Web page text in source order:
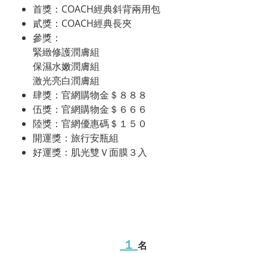
首獎：COACH經典斜背兩用包
貳獎：COACH經典長夾
參獎：
緊緻修護潤膚組
保濕水嫩潤膚組
激光亮白潤膚組
肆獎：官網購物金＄８８８
伍獎：官網購物金＄６６６
陸獎：官網優惠碼＄１５０
開運獎：旅行安瓶組
好運獎：肌光雙Ｖ面膜３入
１ 名